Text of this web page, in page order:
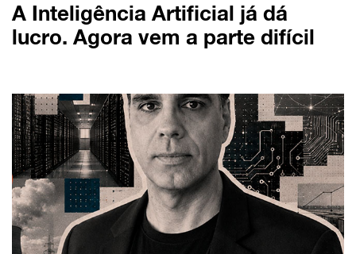
A Inteligência Artificial já dá
lucro. Agora vem a parte difícil